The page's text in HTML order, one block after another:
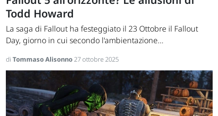
Todd Howard
La saga di Fallout ha festeggiato il 23 Ottobre il Fallout
Day, giorno in cui secondo l'ambientazione...
di Tommaso Alisonno27 ottobre 2025